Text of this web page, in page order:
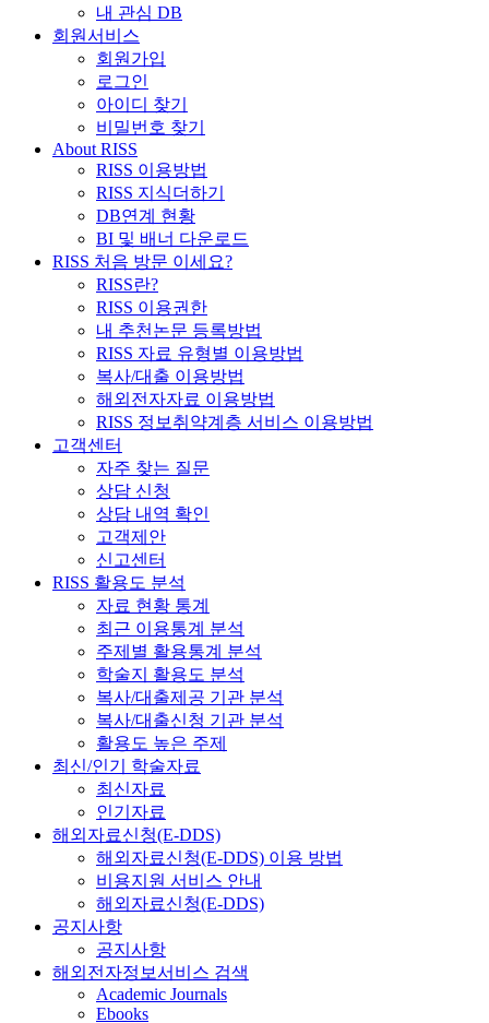
내 관심 DB
회원서비스
회원가입
로그인
아이디 찾기
비밀번호 찾기
About RISS
RISS 이용방법
RISS 지식더하기
DB연계 현황
BI 및 배너 다운로드
RISS 처음 방문 이세요?
RISS란?
RISS 이용권한
내 추천논문 등록방법
RISS 자료 유형별 이용방법
복사/대출 이용방법
해외전자자료 이용방법
RISS 정보취약계층 서비스 이용방법
고객센터
자주 찾는 질문
상담 신청
상담 내역 확인
고객제안
신고센터
RISS 활용도 분석
자료 현황 통계
최근 이용통계 분석
주제별 활용통계 분석
학술지 활용도 분석
복사/대출제공 기관 분석
복사/대출신청 기관 분석
활용도 높은 주제
최신/인기 학술자료
최신자료
인기자료
해외자료신청(E-DDS)
해외자료신청(E-DDS) 이용 방법
비용지원 서비스 안내
해외자료신청(E-DDS)
공지사항
공지사항
해외전자정보서비스 검색
Academic Journals
Ebooks